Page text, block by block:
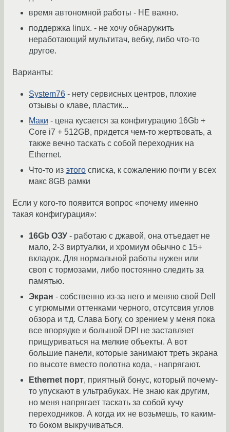
время автономной работы - НЕ важно.
поддержка linux. - не хочу обнаружить
неработающий мультитач, вебку, либо что-то
другое.
Варианты:
System76 - нету сервисных центров, плохие
отзывы о клаве, пластик...
Маки - цена кусается за конфигурацию 16Gb +
Core i7 + 512GB, придется чем-то жертвовать, а
также вечно таскать с собой переходник на
Ethernet.
Что-то из этого списка, к сожалению почти у всех
макс 8GB рамки
Если у кого-то появится вопрос «почему именно
такая конфигурация»:
16Gb ОЗУ - работаю с джавой, она отъедает не
мало, 2-3 виртуалки, и хромиум обычно с 15+
вкладок. Для нормальной работы нужен или
своп с тормозами, либо постоянно следить за
памятью.
Экран - собственно из-за него и меняю свой Dell
с угрюмыми оттенками черного, отсутсвия углов
обзора и т.д. Слава Богу, со зрением у меня пока
все впорядке и большой DPI не заставляет
прищуриваться на мелкие объекты. А вот
большие панели, которые занимают треть экрана
по высоте вместо полотна кода, - напрягают.
Ethernet порт, приятный бонус, который почему-
то упускают в ультрабуках. Не знаю как другим,
но меня напрягает таскать за собой кучу
переходников. А когда их не возьмешь, то каким-
то боком выкручиваться.